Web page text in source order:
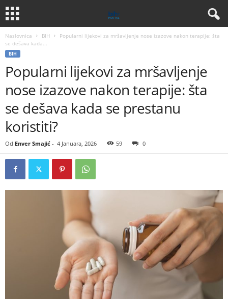
Naslovnica BIH
Popularni lijekovi za mršavljenje nose izazove nakon terapije: šta
se dešava kada...
BIH
Popularni lijekovi za mršavljenje
nose izazove nakon terapije: šta
se dešava kada se prestanu
koristiti?
Od Enver Smajić - 4 Januara, 2026 59 0